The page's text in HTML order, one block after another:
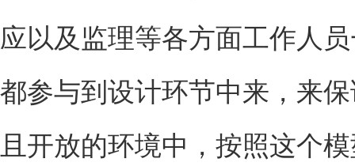
应以及监理等各方面工作人
都参与到设计环节中来，来
且开放的环境中，按照这个